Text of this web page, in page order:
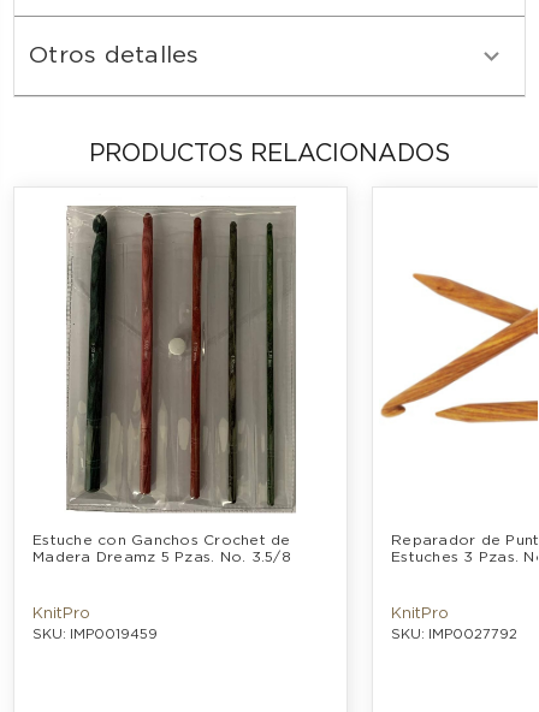
Otros detalles
PRODUCTOS RELACIONADOS
Estuche con Ganchos Crochet de
Madera Dreamz 5 Pzas. No. 3.5/8
KnitPro
SKU: IMP0019459
Reparador de
Estuches 3 Pzas.
KnitPro
SKU: IMP0027792